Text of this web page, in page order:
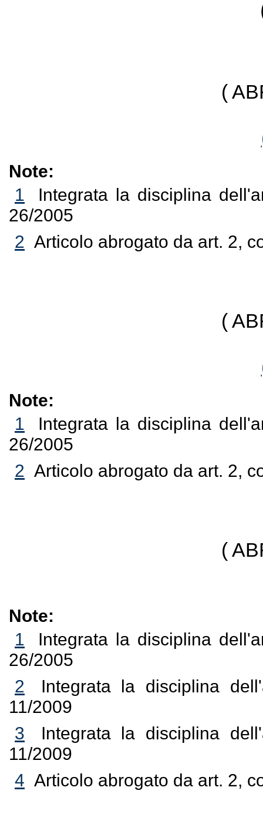
(
Note:
1
Integrata la disciplina
26/2005
2 Articolo abrogato da art. 2,
(
Note:
1
Integrata la disciplina
26/2005
2 Articolo abrogato da art. 2,
(
Note:
1
Integrata la disciplina
26/2005
2
Integrata la disciplina
11/2009
3
Integrata la disciplina
11/2009
4 Articolo abrogato da art. 2,